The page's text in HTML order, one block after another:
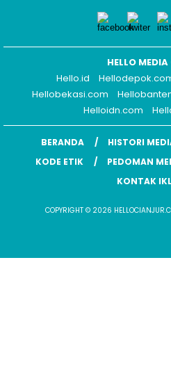
HELLO
Hello.id
Hellobekasi.com
Helloidn.com
BERANDA HISTORI
KODE ETIK
PEDOMAN
KONTAK
COPYRIGHT © 2026